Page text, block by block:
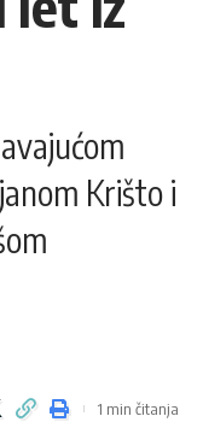
Krišto i
1 min čitanja